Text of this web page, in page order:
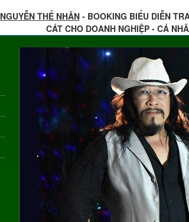
NGUYỄN THẾ NHÂN- BOOKING BIỂU DIỄN
CÁT CHO DOANH NGHIỆP - CÁ